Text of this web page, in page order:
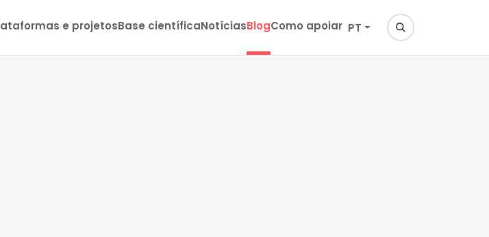
e projetosBase científicaNotíciasBlogComo apoiar PT